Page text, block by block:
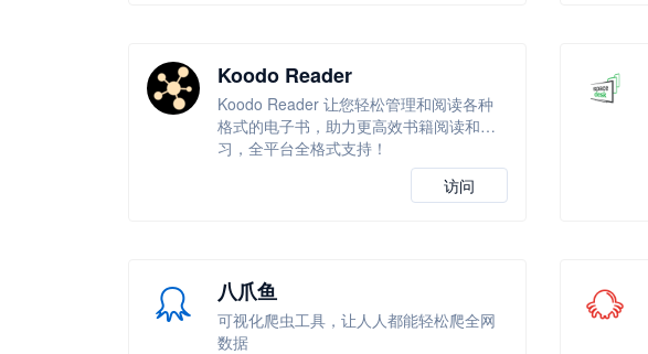
Koodo Reader
Koodo Reader 让您轻松管理和阅读各种
格式的电子书，助力更高效书籍阅读和学
习，全平台全格式支持！
访问
八爪鱼
可视化爬虫工具，让人人都能轻松爬全网
数据